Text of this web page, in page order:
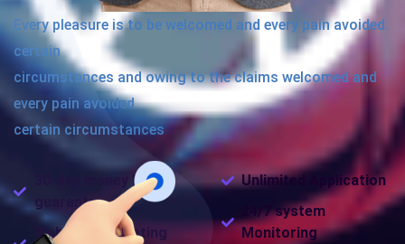
Every pleasure is to be welcomed and every pain avoided.
certain
circumstances and owing to the claims welcomed and
every pain avoided
certain circumstances
30-day money back
guarantee
Web site Marketing
Unlimited Application
24/7 system
Monitoring